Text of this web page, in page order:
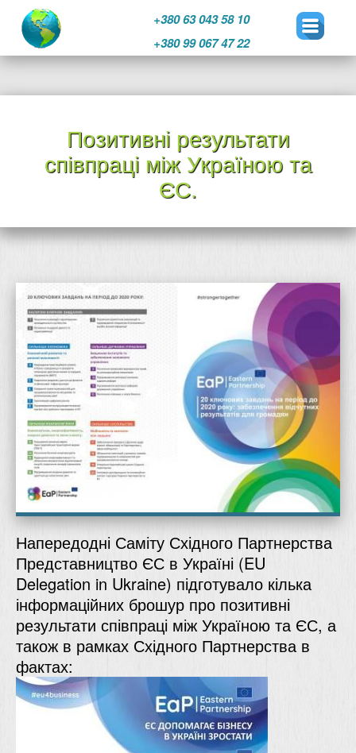
+380 63 043 58 10
+380 99 067 47 22
содержимомуПозитивні результати
співпраці між Україною та
ЄС.
Напередодні Саміту Східного Партнерства
Представництво ЄС в Україні (EU
Delegation in Ukraine) підготувало кілька
інформаційних брошур про позитивні
результати співпраці між Україною та ЄС, а
також в рамках Східного Партнерства в
фактах: